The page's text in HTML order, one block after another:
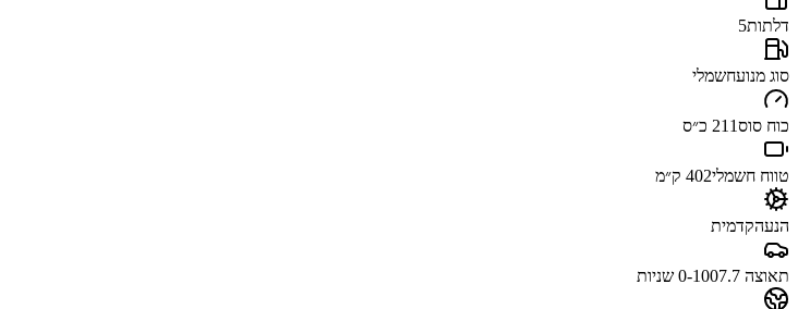
דלתות5
סוג מנועחשמלי
כוח סוס211 כ״ס
טווח חשמלי402 ק״מ
הנעהקדמית
תאוצה 0-100 7.7 שניות